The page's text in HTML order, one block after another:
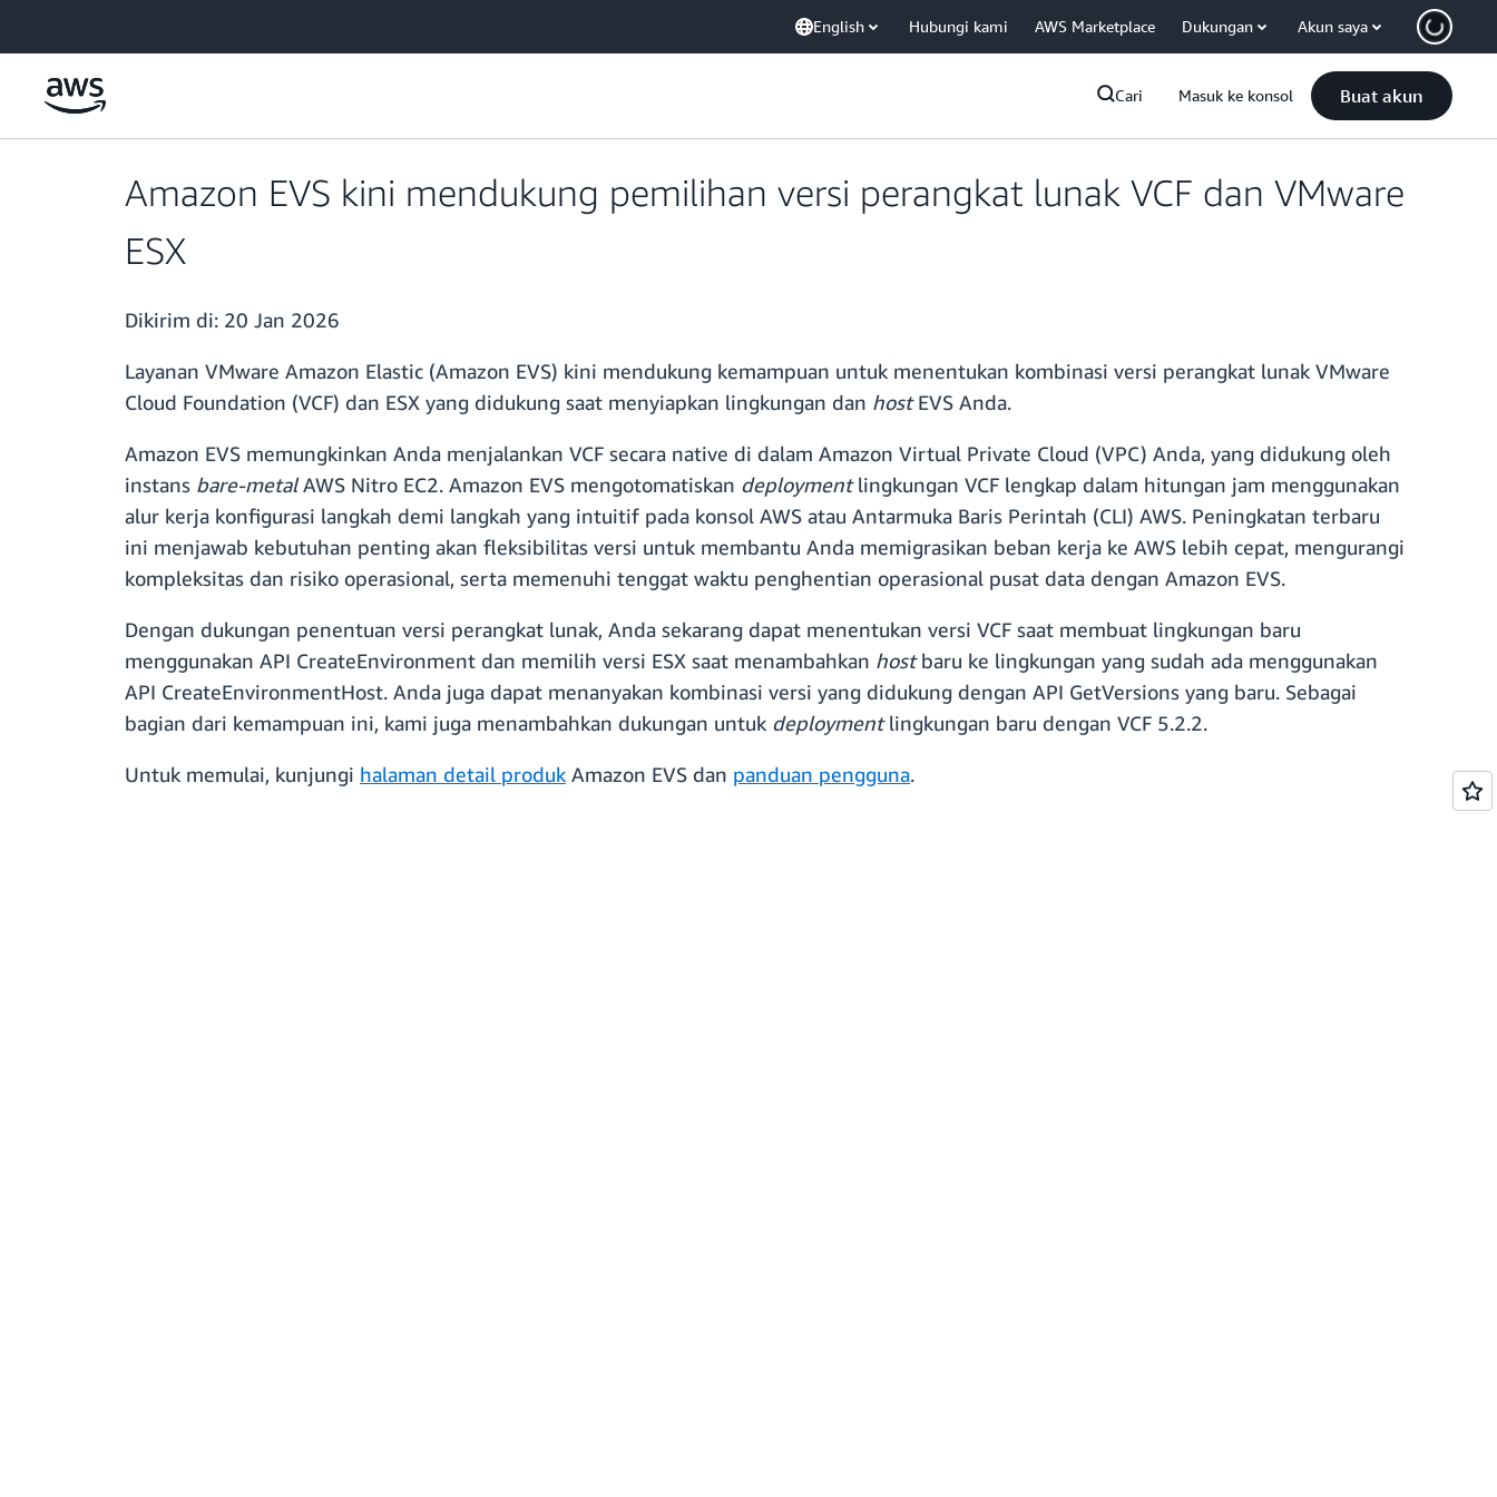
English Hubungi kami AWS Marketplace Dukungan Akun saya
Cari Masuk ke konsol Buat akun
Amazon EVS kini mendukung pemilihan versi perangkat lunak VCF dan VMware
ESX
Dikirim di: 20 Jan 2026
Layanan VMware Amazon Elastic (Amazon EVS) kini mendukung kemampuan untuk menentukan kombinasi versi perangkat lunak VMware
Cloud Foundation (VCF) dan ESX yang didukung saat menyiapkan lingkungan dan hostEVS Anda.
Amazon EVS memungkinkan Anda menjalankan VCF secara native di dalam Amazon Virtual Private Cloud (VPC) Anda, yang didukung oleh
instans bare-metalAWS Nitro EC2. Amazon EVS mengotomatiskan deploymentlingkungan VCF lengkap dalam hitungan jam menggunakan
alur kerja konfigurasi langkah demi langkah yang intuitif pada konsol AWS atau Antarmuka Baris Perintah (CLI) AWS. Peningkatan terbaru
ini menjawab kebutuhan penting akan fleksibilitas versi untuk membantu Anda memigrasikan beban kerja ke AWS lebih cepat, mengurangi
kompleksitas dan risiko operasional, serta memenuhi tenggat waktu penghentian operasional pusat data dengan Amazon EVS.
Dengan dukungan penentuan versi perangkat lunak, Anda sekarang dapat menentukan versi VCF saat membuat lingkungan baru
menggunakan API CreateEnvironment dan memilih versi ESX saat menambahkan hostbaru ke lingkungan yang sudah ada menggunakan
API CreateEnvironmentHost. Anda juga dapat menanyakan kombinasi versi yang didukung dengan API GetVersions yang baru. Sebagai
bagian dari kemampuan ini, kami juga menambahkan dukungan untuk deploymentlingkungan baru dengan VCF 5.2.2.
Untuk memulai, kunjungi halaman detail produk Amazon EVS dan panduan pengguna.